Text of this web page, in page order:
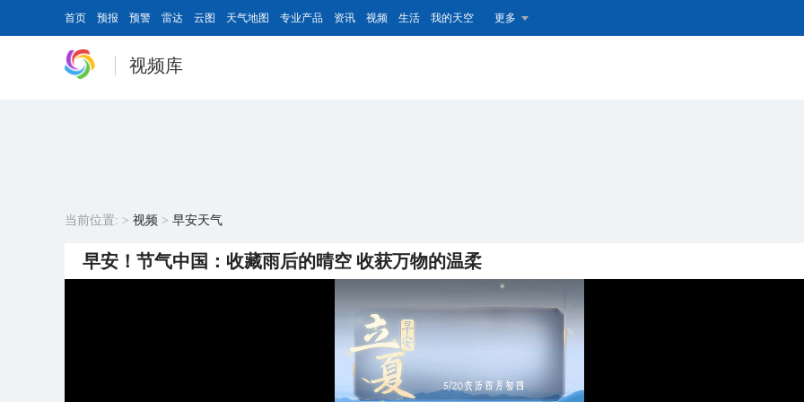
首页 预报 预警 雷达 云图 天气地图 专业产品 资讯 视频 生活 我的天空 更多
视频库
当前位置: > 视频 > 早安天气
早安！节气中国：收藏雨后的晴空 收获万物的温柔